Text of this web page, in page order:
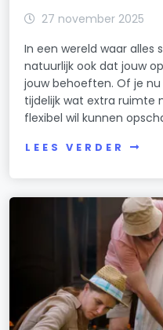
27 november 2025
In een wereld waar alles
natuurlijk ook dat jouw
jouw behoeften. Of je
tijdelijk wat extra ruimte
flexibel wil kunnen
LEES VERDER